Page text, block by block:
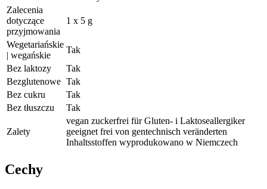
Zalecenia
dotyczące
przyjmowania
1 x 5 g
Wegetariańskie
| wegańskie
Tak
Bez laktozy
Tak
Bezglutenowe Tak
Bez cukru
Tak
Bez tłuszczu
Tak
Zalety
vegan zuckerfrei für Gluten- i Laktoseallergiker
geeignet frei von gentechnisch veränderten
Inhaltsstoffen wyprodukowano w Niemczech
Cechy